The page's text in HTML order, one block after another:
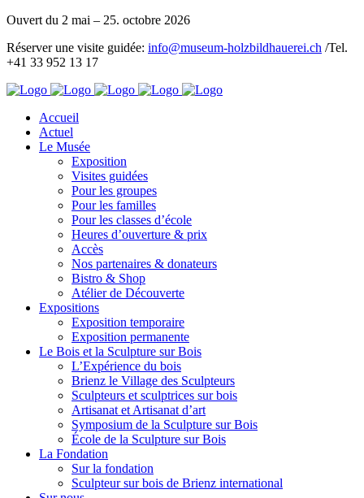
Ouvert du 2 mai – 25. octobre 2026
Réserver une visite guidée: info@museum-holzbildhauerei.ch /Tel.
+41 33 952 13 17
Accueil
Actuel
Le Musée
Exposition
Visites guidées
Pour les groupes
Pour les familles
Pour les classes d’école
Heures d’ouverture & prix
Accès
Nos partenaires & donateurs
Bistro & Shop
Atélier de Découverte
Expositions
Exposition temporaire
Exposition permanente
Le Bois et la Sculpture sur Bois
L’Expérience du bois
Brienz le Village des Sculpteurs
Sculpteurs et sculptrices sur bois
Artisanat et Artisanat d’art
Symposium de la Sculpture sur Bois
École de la Sculpture sur Bois
La Fondation
Sur la fondation
Sculpteur sur bois de Brienz international